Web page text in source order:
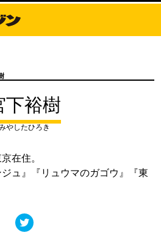
下裕樹
やしたひろき
在住。
ュ』『リュウマのガゴウ』『東